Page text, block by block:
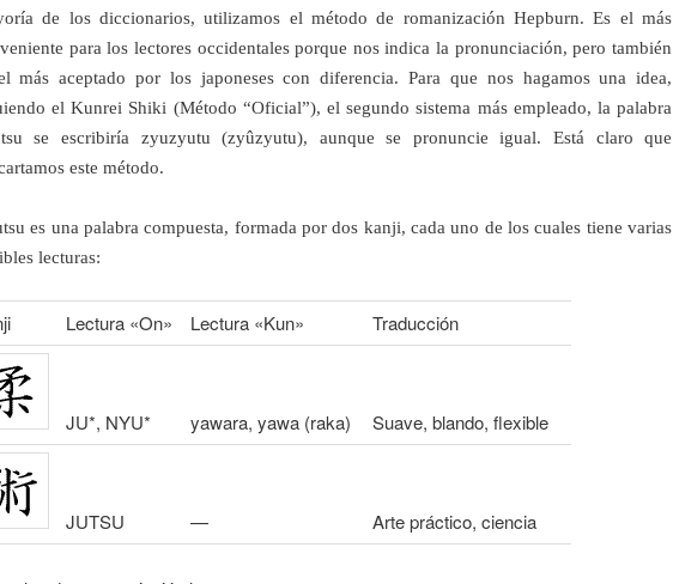
de los diccionarios, utilizamos el método de romanización Hepburn. Es el más
para los lectores occidentales porque nos indica la pronunciación, pero también
más aceptado por los japoneses con diferencia. Para que nos hagamos una idea,
el Kunrei Shiki (Método “Oficial”), el segundo sistema más empleado, la palabra
se escribiría zyuzyutu (zyûzyutu), aunque se pronuncie igual. Está claro que
este método.
es una palabra compuesta, formada por dos kanji, cada uno de los cuales tiene varias
lecturas:
Lectura «On» Lectura «Kun» Traducción
JU*, NYU* yawara, yawa (raka) Suave, blando, flexible
JUTSU — Arte práctico, ciencia